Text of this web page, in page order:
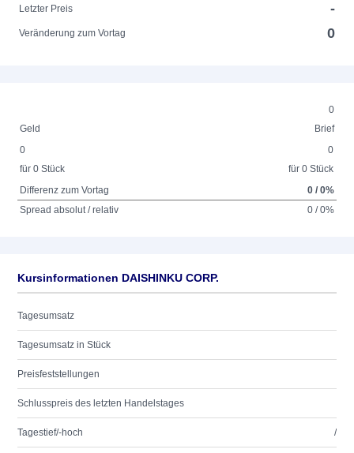
Letzter Preis
-
Veränderung zum Vortag 0
0
Geld
Brief
0
für 0 Stück
0
für 0 Stück
Differenz zum Vortag
0 / 0%
Spread absolut / relativ
0 / 0%
Kursinformationen DAISHINKU CORP.
Tagesumsatz
Tagesumsatz in Stück
Preisfeststellungen
Schlusspreis des letzten Handelstages
Tagestief/-hoch /